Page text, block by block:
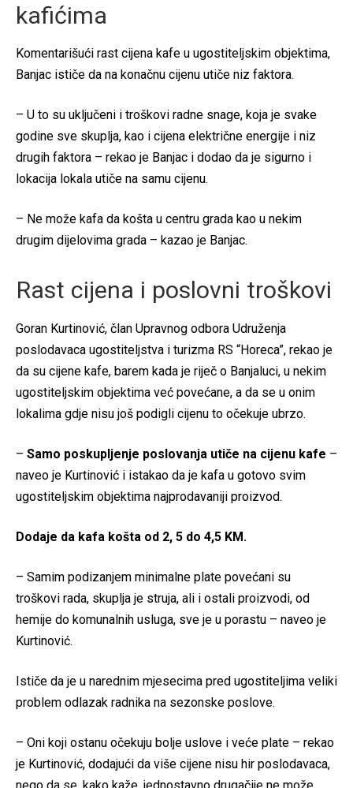
kafićima
Komentarišući rast cijena kafe u ugostiteljskim objektima,
Banjac ističe da na konačnu cijenu utiče niz faktora.
– U to su uključeni i troškovi radne snage, koja je svake
godine sve skuplja, kao i cijena električne energije i niz
drugih faktora – rekao je Banjac i dodao da je sigurno i
lokacija lokala utiče na samu cijenu.
– Ne može kafa da košta u centru grada kao u nekim
drugim dijelovima grada – kazao je Banjac.
Rast cijena i poslovni troškovi
Goran Kurtinović, član Upravnog odbora Udruženja
poslodavaca ugostiteljstva i turizma RS “Horeca”, rekao je
da su cijene kafe, barem kada je riječ o Banjaluci, u nekim
ugostiteljskim objektima već povećane, a da se u onim
lokalima gdje nisu još podigli cijenu to očekuje ubrzo.
– Samo poskupljenje poslovanja utiče na cijenu kafe –
naveo je Kurtinović i istakao da je kafa u gotovo svim
ugostiteljskim objektima najprodavaniji proizvod.
Dodaje da kafa košta od 2, 5 do 4,5 KM.
– Samim podizanjem minimalne plate povećani su
troškovi rada, skuplja je struja, ali i ostali proizvodi, od
hemije do komunalnih usluga, sve je u porastu – naveo je
Kurtinović.
Ističe da je u narednim mjesecima pred ugostiteljima veliki
problem odlazak radnika na sezonske poslove.
– Oni koji ostanu očekuju bolje uslove i veće plate – rekao
je Kurtinović, dodajući da više cijene nisu hir poslodavaca,
nego da se, kako kaže, jednostavno drugačije ne može